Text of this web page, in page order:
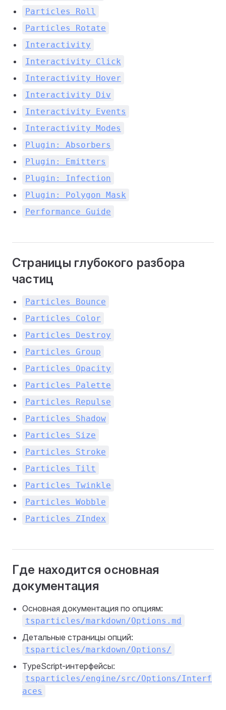
Particles Roll
Particles Rotate
Interactivity
Interactivity Click
Interactivity Hover
Interactivity Div
Interactivity Events
Interactivity Modes
Plugin: Absorbers
Plugin: Emitters
Plugin: Infection
Plugin: Polygon Mask
Performance Guide
Страницы глубокого разбора
частиц
Particles Bounce
Particles Color
Particles Destroy
Particles Group
Particles Opacity
Particles Palette
Particles Repulse
Particles Shadow
Particles Size
Particles Stroke
Particles Tilt
Particles Twinkle
Particles Wobble
Particles ZIndex
Где находится основная
документация
Основная документация по опциям:
tsparticles/markdown/Options.md
Детальные страницы опций:
tsparticles/markdown/Options/
TypeScript-интерфейсы:
tsparticles/engine/src/Options/Interf
aces